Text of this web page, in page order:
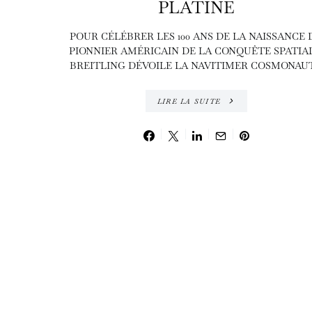
PLATINE
POUR CÉLÉBRER LES 100 ANS DE LA NAISSANCE
PIONNIER AMÉRICAIN DE LA CONQUÊTE
BREITLING DÉVOILE LA NAVITIMER
LIRE LA SUITE